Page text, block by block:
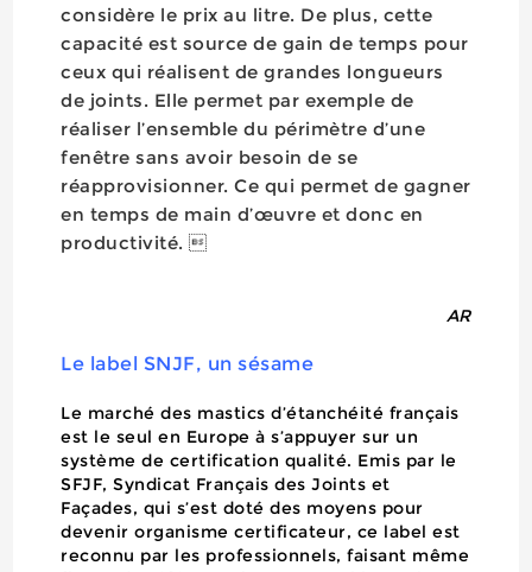
considère le prix au litre. De plus, cette
capacité est source de gain de temps pour
ceux qui réalisent de grandes longueurs
de joints. Elle permet par exemple de
réaliser l’ensemble du périmètre d’une
fenêtre sans avoir besoin de se
réapprovisionner. Ce qui permet de gagner
en temps de main d’œuvre et donc en
productivité. 
AR
Le label SNJF, un sésame
Le marché des mastics d’étanchéité français
est le seul en Europe à s’appuyer sur un
système de certification qualité. Emis par le
SFJF, Syndicat Français des Joints et
Façades, qui s’est doté des moyens pour
devenir organisme certificateur, ce label est
reconnu par les professionnels, faisant même